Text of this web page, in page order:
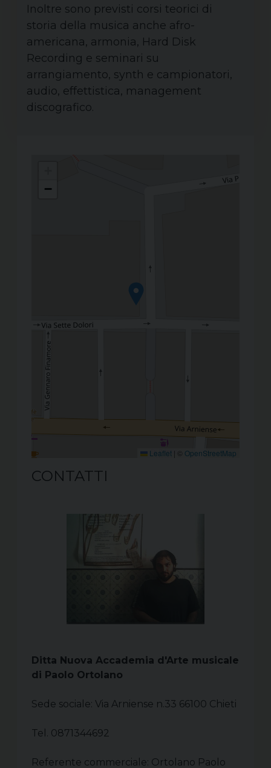
Inoltre sono previsti corsi teorici di
storia della musica anche afro-
americana, armonia, Hard Disk
Recording e seminari su
arrangiamento, synth e campionatori,
audio, effettistica, management
discografico.
−
Leaflet | OpenStreetMap
CONTATTI
Ditta Nuova Accademia d'Arte musicale
di Paolo Ortolano
Sede sociale: Via Arniense n.33 66100 Chieti
Tel. 0871344692
Referente commerciale: Ortolano Paolo